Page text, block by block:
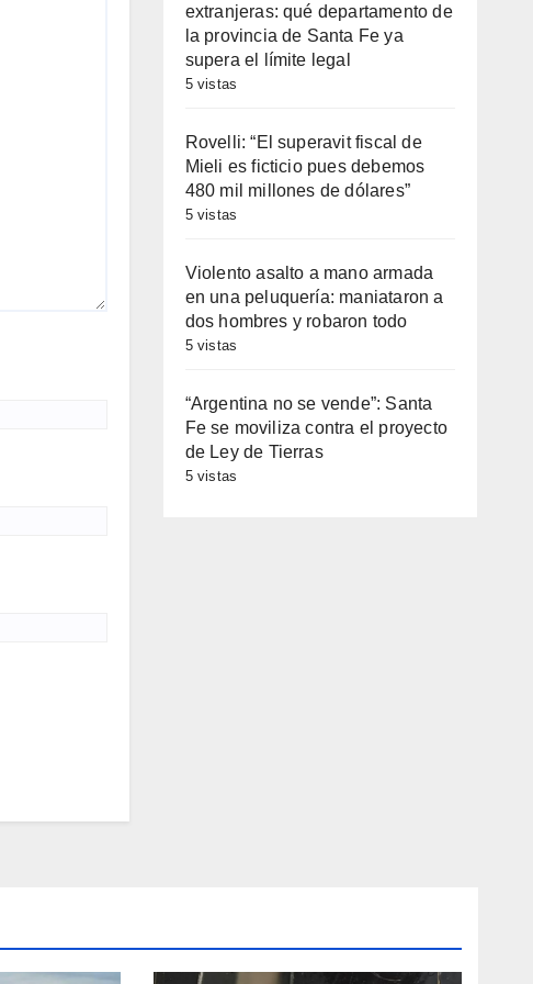
extranjeras: qué departamento de
la provincia de Santa Fe ya
supera el límite legal
5 vistas
Rovelli: “El superavit fiscal de
Mieli es ficticio pues debemos
480 mil millones de dólares”
5 vistas
Violento asalto a mano armada
en una peluquería: maniataron a
dos hombres y robaron todo
5 vistas
“Argentina no se vende”: Santa
Fe se moviliza contra el proyecto
de Ley de Tierras
5 vistas